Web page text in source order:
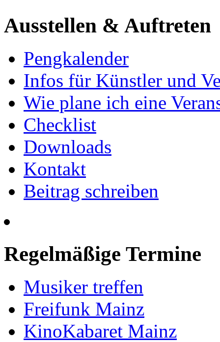
Ausstellen & Auftreten
Pengkalender
Infos für Künstler und
Wie plane ich eine
Checklist
Downloads
Kontakt
Beitrag schreiben
Regelmäßige Termine
Musiker treffen
Freifunk Mainz
KinoKabaret Mainz